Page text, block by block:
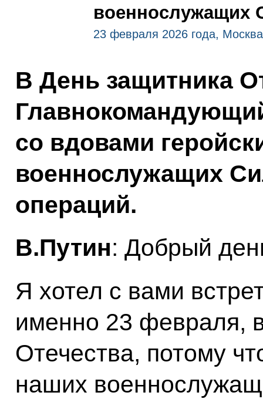
военнослужащих
23 февраля 2026 года,
В День защитника
со вдовами
военнослужащих
операций.
В.Путин: Добрый
Я хотел с вами
именно 23 февраля,
Отечества, потому
наших